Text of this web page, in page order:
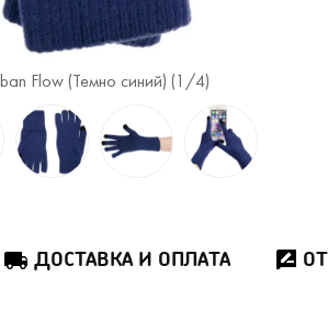
Flow (Темно синий) (1 /4)
ДОСТАВКА И ОПЛАТА